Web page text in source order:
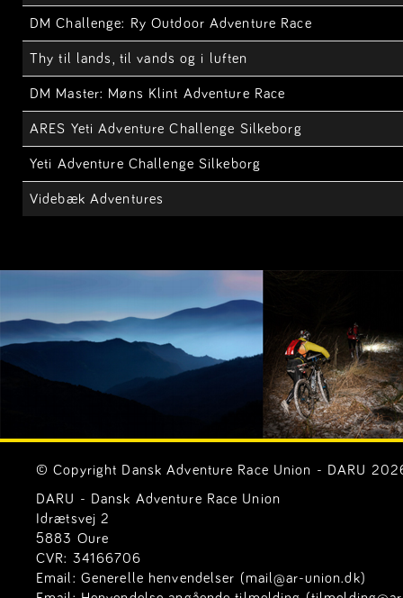
DM Challenge: Ry Outdoor Adventure Race
Thy til lands, til vands og i luften
DM Master: Møns Klint Adventure Race
ARES Yeti Adventure Challenge Silkeborg
Yeti Adventure Challenge Silkeborg
Videbæk Adventures
© Copyright Dansk Adventure Race Union - DARU
DARU - Dansk Adventure Race Union
Idrætsvej 2
5883 Oure
CVR: 34166706
Email: Generelle henvendelser (mail@ar-union.dk)